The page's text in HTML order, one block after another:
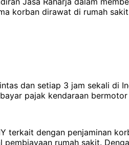
korban dirawat di rumah
dan setiap 3 jam sekali di
pajak kendaraan bermotor
terkait dengan penjaminan
rumah sakit.